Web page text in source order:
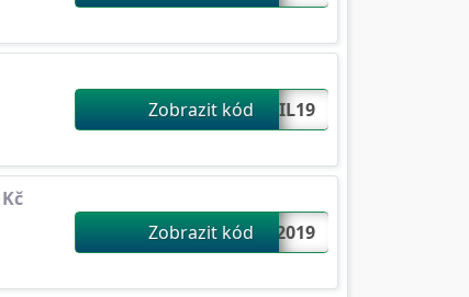
Zobrazit kódPRIL19...
Zobrazit kódME2019...